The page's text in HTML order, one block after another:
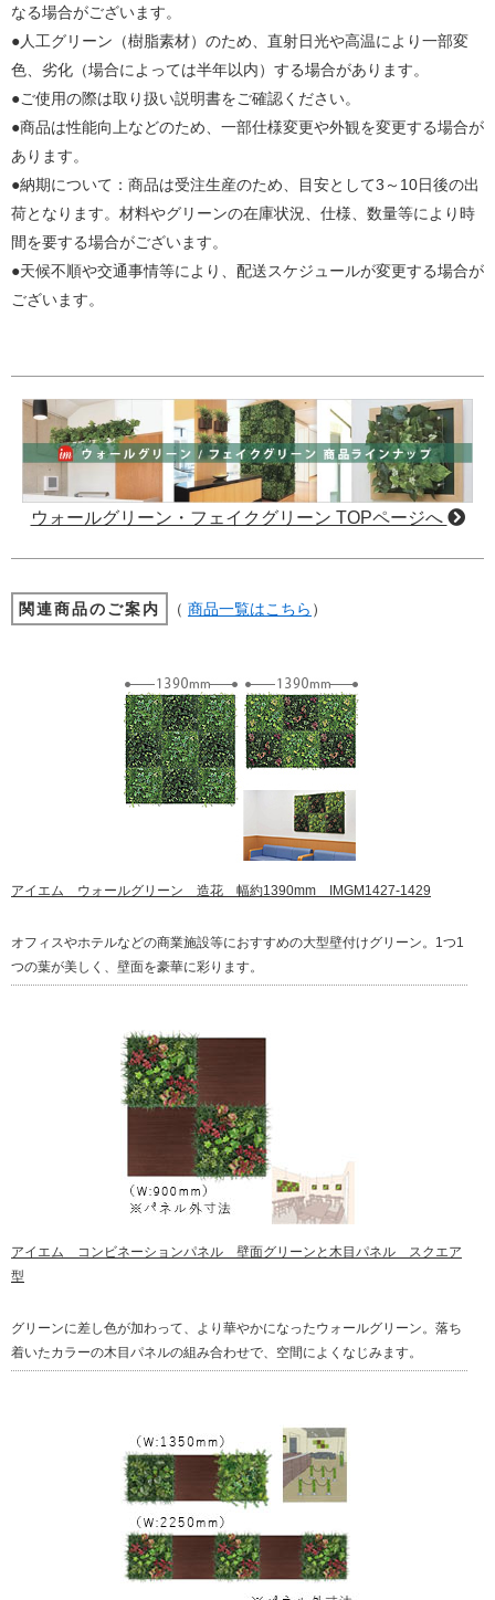
なる場合がございます。
●人工グリーン（樹脂素材）のため、直射日光や高温により一部変
色、劣化（場合によっては半年以内）する場合があります。
●ご使用の際は取り扱い説明書をご確認ください。
●商品は性能向上などのため、一部仕様変更や外観を変更する場合が
あります。
●納期について：商品は受注生産のため、目安として3～10日後の出
荷となります。材料やグリーンの在庫状況、仕様、数量等により時
間を要する場合がございます。
●天候不順や交通事情等により、配送スケジュールが変更する場合が
ございます。
ウォールグリーン・フェイクグリーン TOPページへ
関連商品のご案内 （ 商品一覧はこちら ）
アイエム ウォールグリーン 造花 幅約1390mm IMGM1427-1429
オフィスやホテルなどの商業施設等におすすめの大型壁付けグリーン。1つ1
つの葉が美しく、壁面を豪華に彩ります。
アイエム コンビネーションパネル 壁面グリーンと木目パネル スクエア
型
グリーンに差し色が加わって、より華やかになったウォールグリーン。落ち
着いたカラーの木目パネルの組み合わせで、空間によくなじみます。